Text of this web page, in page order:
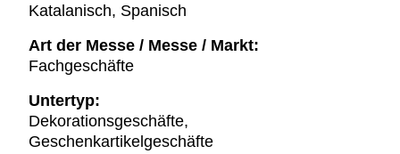
Katalanisch, Spanisch
Art der Messe / Messe / Markt:
Fachgeschäfte
Untertyp:
Dekorationsgeschäfte,
Geschenkartikelgeschäfte